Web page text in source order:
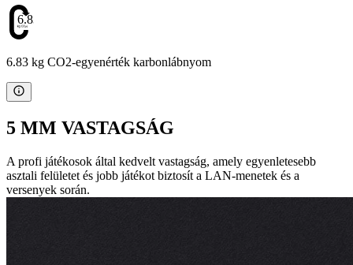
6.83
6.83 kg CO2-egyenérték karbonlábnyom
5 MM VASTAGSÁG
A profi játékosok által kedvelt vastagság, amely egyenletesebb
asztali felületet és jobb játékot biztosít a LAN-menetek és a
versenyek során.